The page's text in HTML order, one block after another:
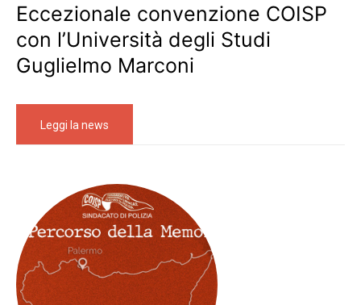
Eccezionale convenzione COISP
con l’Università degli Studi
Guglielmo Marconi
Leggi la news